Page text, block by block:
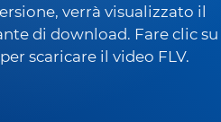
verrà visualizzato il
di download. Fare clic
scaricare il video FLV.